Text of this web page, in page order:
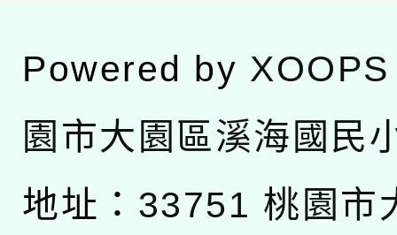
Powered by XOOPS
園市大園區溪海國民
地址： 33751 桃園市